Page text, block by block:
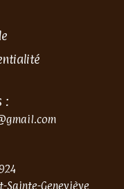
:
Sainte-Geneviève